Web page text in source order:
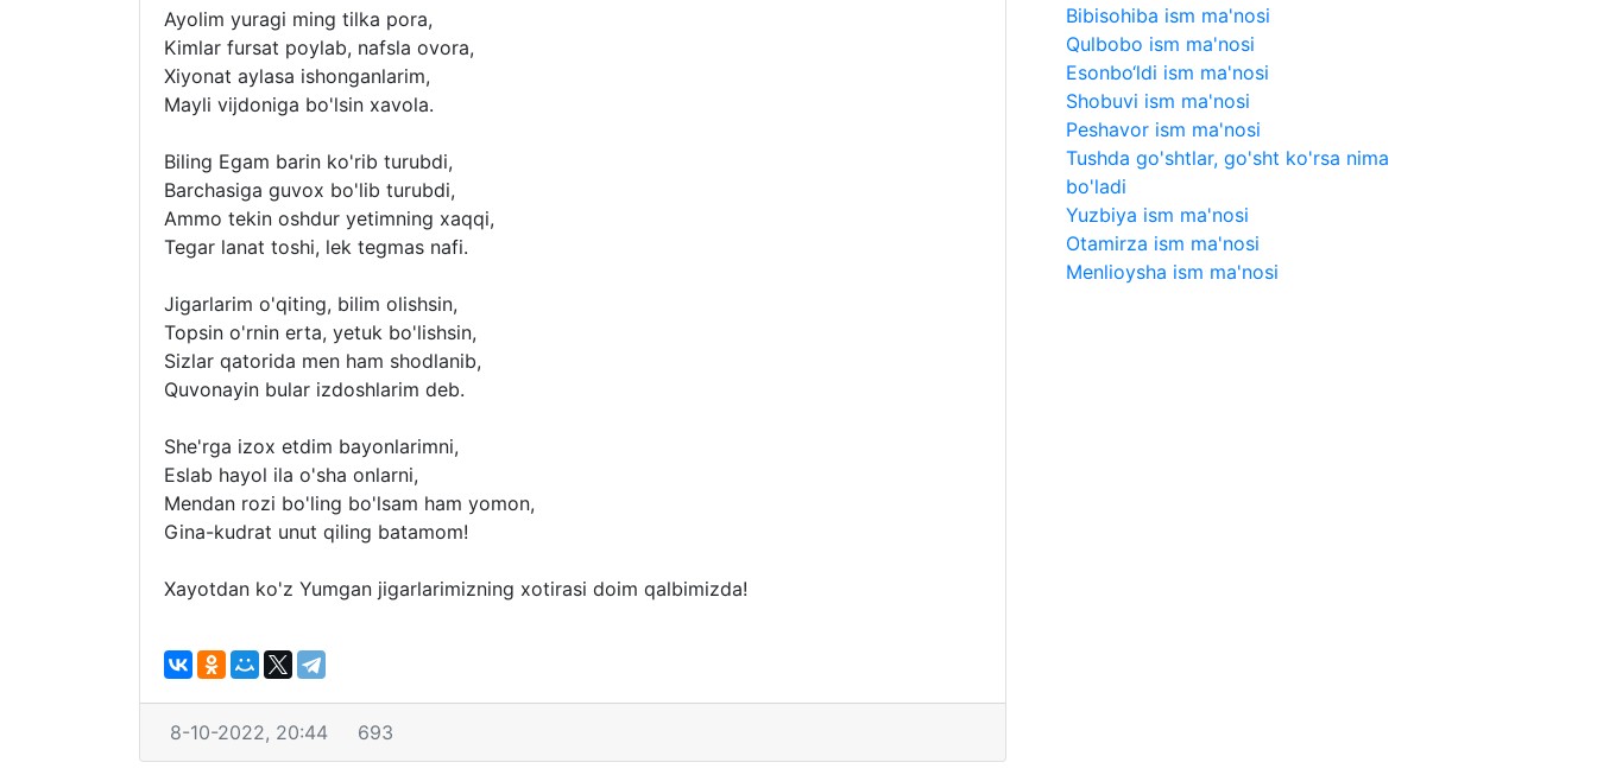
Ayolim yuragi ming tilka pora,
Kimlar fursat poylab, nafsla ovora,
Xiyonat aylasa ishonganlarim,
Mayli vijdoniga bo'lsin xavola.
Biling Egam barin ko'rib turubdi,
Barchasiga guvox bo'lib turubdi,
Ammo tekin oshdur yetimning xaqqi,
Tegar lanat toshi, lek tegmas nafi.
Jigarlarim o'qiting, bilim olishsin,
Topsin o'rnin erta, yetuk bo'lishsin,
Sizlar qatorida men ham shodlanib,
Quvonayin bular izdoshlarim deb.
She'rga izox etdim bayonlarimni,
Eslab hayol ila o'sha onlarni,
Mendan rozi bo'ling bo'lsam ham yomon,
Gina-kudrat unut qiling batamom!
Xayotdan ko'z Yumgan jigarlarimizning xotirasi doim qalbimizda!
8-10-2022, 20:44 693
Bibisohiba ism ma'nosi
Qulbobo ism ma'nosi
Esonbo‘ldi ism ma'nosi
Shobuvi ism ma'nosi
Peshavor ism ma'nosi
Tushda go'shtlar, go'sht ko'rsa nima
bo'ladi
Yuzbiya ism ma'nosi
Otamirza ism ma'nosi
Menlioysha ism ma'nosi